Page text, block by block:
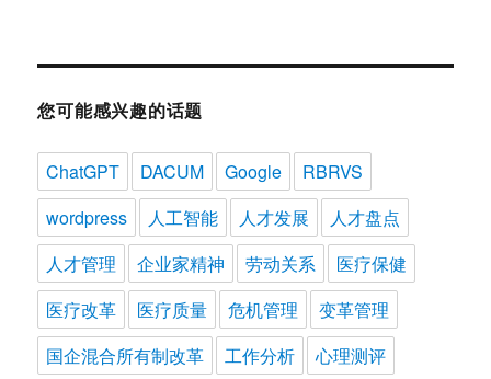
您可能感兴趣的话题
ChatGPT DACUM Google
RBRVS
wordpress
人工智能 人才发展
人才盘点
人才管理
企业家精神 劳动关系
医疗保健
医疗改革
医疗质量 危机管理
变革管理
国企混合所有制改革
工作分析
心理测评